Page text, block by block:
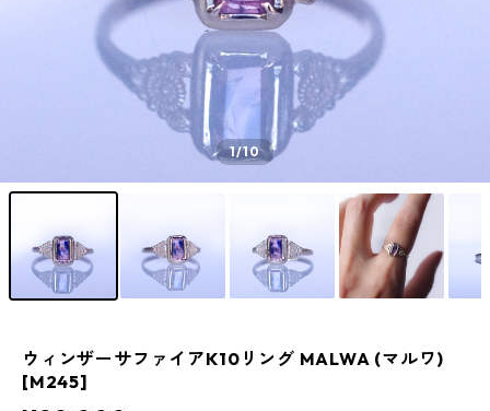
1/10
ウィンザーサファイアK10リング MALWA (マルワ)
[M245]